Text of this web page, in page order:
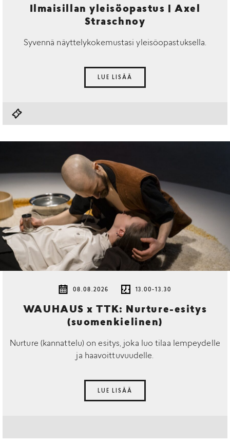
Ilmaisillan yleisöopastus | Axel
Straschnoy
Syvennä näyttelykokemustasi yleisöopastuksella.
LUE LISÄÄ
08.08.2026 13.00-13.30
WAUHAUS x TTK: Nurture-esitys
(suomenkielinen)
Nurture (kannattelu) on esitys, joka luo tilaa lempeydelle
ja haavoittuvuudelle.
LUE LISÄÄ